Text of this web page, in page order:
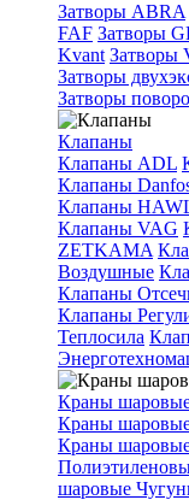
Затворы ABRA
FAF Затворы
Kvant Затворы
Затворы
Затворы
Клапаны
Клапаны ADL
Клапаны
Клапаны
Клапаны VAG
ZETKAMA
Воздушные
Клапаны
Клапаны
Теплосила
Краны
Краны
Краны
шаровые